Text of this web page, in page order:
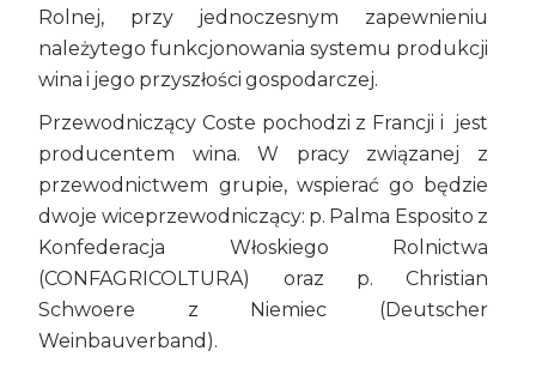
Rolnej, przy jednoczesnym zapewnieniu
należytego funkcjonowania systemu produkcji
wina i jego przyszłości gospodarczej.
Przewodniczący Coste pochodzi z Francji i jest
producentem wina. W pracy związanej z
przewodnictwem grupie, wspierać go będzie
dwoje wiceprzewodniczący: p. Palma Esposito z
Konfederacja Włoskiego Rolnictwa
(CONFAGRICOLTURA) oraz p. Christian
Schwoere z Niemiec (Deutscher
Weinbauverband).